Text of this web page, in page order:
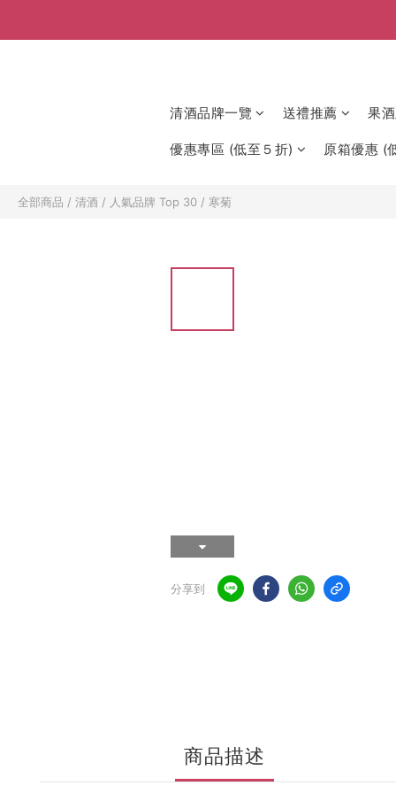
清酒品牌一覽 送禮推薦 果
優惠專區 (低至５折) 原箱優惠 (
全部商品 / 清酒 / 人氣品牌 Top 30 / 寒菊
分享到
商品描述